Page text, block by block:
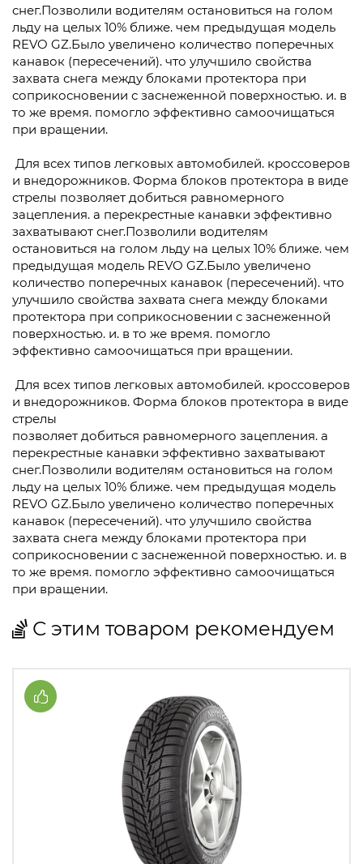
снег.Позволили водителям остановиться на голом
льду на целых 10% ближе. чем предыдущая модель
REVO GZ.Было увеличено количество поперечных
канавок (пересечений). что улучшило свойства
захвата снега между блоками протектора при
соприкосновении с заснеженной поверхностью. и. в
то же время. помогло эффективно самоочищаться
при вращении.
Для всех типов легковых автомобилей. кроссоверов
и внедорожников. Форма блоков протектора в виде
стрелы позволяет добиться равномерного
зацепления. а перекрестные канавки эффективно
захватывают снег.Позволили водителям
остановиться на голом льду на целых 10% ближе. чем
предыдущая модель REVO GZ.Было увеличено
количество поперечных канавок (пересечений). что
улучшило свойства захвата снега между блоками
протектора при соприкосновении с заснеженной
поверхностью. и. в то же время. помогло
эффективно самоочищаться при вращении.
Для всех типов легковых автомобилей. кроссоверов
и внедорожников. Форма блоков протектора в виде
стрелы
позволяет добиться равномерного зацепления. а
перекрестные канавки эффективно захватывают
снег.Позволили водителям остановиться на голом
льду на целых 10% ближе. чем предыдущая модель
REVO GZ.Было увеличено количество поперечных
канавок (пересечений). что улучшило свойства
захвата снега между блоками протектора при
соприкосновении с заснеженной поверхностью. и. в
то же время. помогло эффективно самоочищаться
при вращении.
С этим товаром рекомендуем